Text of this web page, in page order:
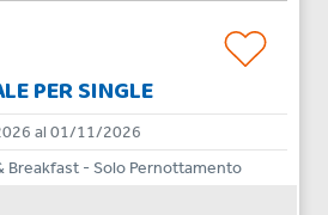
PER SINGLE
al 01/11/2026
Breakfast - Solo Pernottamento